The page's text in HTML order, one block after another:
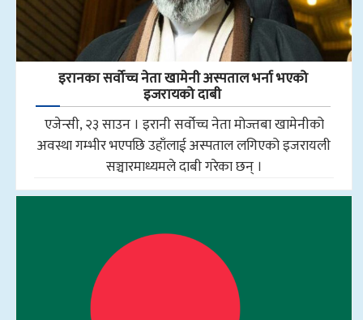
इरानका सर्वोच्च नेता खामेनी अस्पताल भर्ना भएको
इजरायको दाबी
एजेन्सी, २३ साउन । इरानी सर्वोच्च नेता मोज्तबा खामेनीको
अवस्था गम्भीर भएपछि उहाँलाई अस्पताल लगिएको इजरायली
सञ्चारमाध्यमले दाबी गरेका छन् ।